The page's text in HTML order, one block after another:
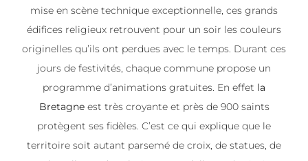
mise en scène technique exceptionnelle, ces grands
édifices religieux retrouvent pour un soir les couleurs
originelles qu’ils ont perdues avec le temps. Durant ces
jours de festivités, chaque commune propose un
programme d’animations gratuites. En effet la
Bretagneest très croyante et près de 900 saints
protègent ses fidèles. C’est ce qui explique que le
territoire soit autant parsemé de croix, de statues, de